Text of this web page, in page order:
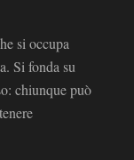
si occupa
Si fonda su
chiunque può